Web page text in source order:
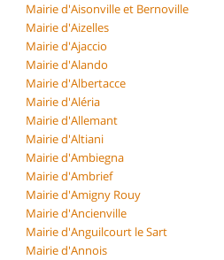
Mairie d'Aisonville et Bernoville
Mairie d'Aizelles
Mairie d'Ajaccio
Mairie d'Alando
Mairie d'Albertacce
Mairie d'Aléria
Mairie d'Allemant
Mairie d'Altiani
Mairie d'Ambiegna
Mairie d'Ambrief
Mairie d'Amigny Rouy
Mairie d'Ancienville
Mairie d'Anguilcourt le Sart
Mairie d'Annois